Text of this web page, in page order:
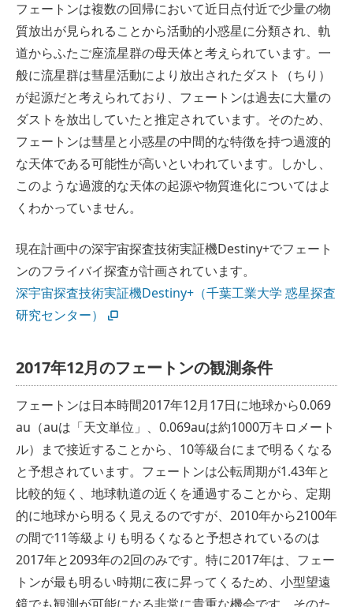
フェートンは複数の回帰において近日点付近で少量の物
質放出が見られることから活動的小惑星に分類され、軌
道からふたご座流星群の母天体と考えられています。一
般に流星群は彗星活動により放出されたダスト（ちり）
が起源だと考えられており、フェートンは過去に大量の
ダストを放出していたと推定されています。そのため、
フェートンは彗星と小惑星の中間的な特徴を持つ過渡的
な天体である可能性が高いといわれています。しかし、
このような過渡的な天体の起源や物質進化についてはよ
くわかっていません。
現在計画中の深宇宙探査技術実証機Destiny+でフェート
ンのフライバイ探査が計画されています。
深宇宙探査技術実証機Destiny+（千葉工業大学 惑星探査
研究センター）
2017年12月のフェートンの観測条件
フェートンは日本時間2017年12月17日に地球から0.069
au（auは「天文単位」、0.069auは約1000万キロメート
ル）まで接近することから、10等級台にまで明るくなる
と予想されています。フェートンは公転周期が1.43年と
比較的短く、地球軌道の近くを通過することから、定期
的に地球から明るく見えるのですが、2010年から2100年
の間で11等級よりも明るくなると予想されているのは
2017年と2093年の2回のみです。特に2017年は、フェー
トンが最も明るい時期に夜に昇ってくるため、小型望遠